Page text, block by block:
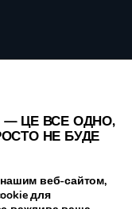
проєкту Legumes
Європейським
— ЦЕ ВСЕ ОДНО,
НЕ БУДЕ
веб-сайтом,
для